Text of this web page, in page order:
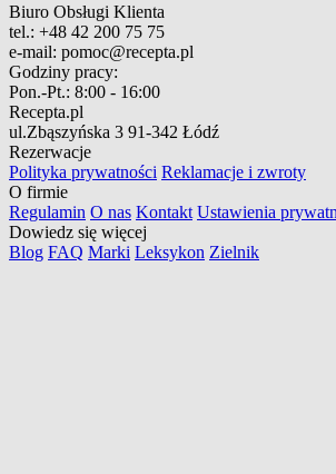
Biuro Obsługi Klienta
tel.: +48 42 200 75 75
e-mail: pomoc@recepta.pl
Godziny pracy:
Pon.-Pt.: 8:00 - 16:00
Recepta.pl
ul.Zbąszyńska 3 91-342 Łódź
Rezerwacje
Polityka prywatności Reklamacje i zwroty
O firmie
Regulamin O nas Kontakt Ustawienia
Dowiedz się więcej
Blog FAQ Marki Leksykon Zielnik